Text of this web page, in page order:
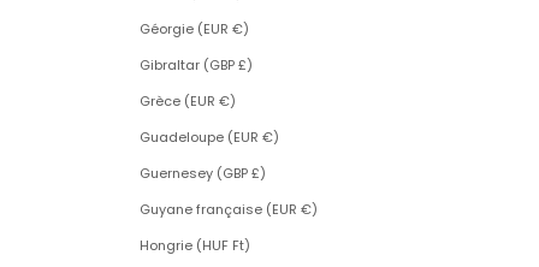
Géorgie (EUR €)
Gibraltar (GBP £)
Grèce (EUR €)
Guadeloupe (EUR €)
Guernesey (GBP £)
Guyane française (EUR €)
Hongrie (HUF Ft)